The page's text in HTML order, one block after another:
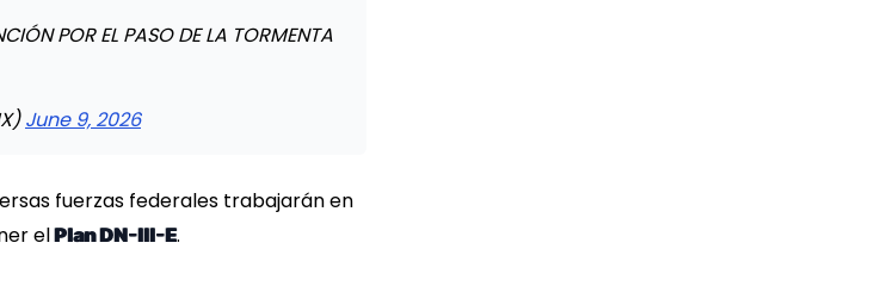
POR EL PASO DE LA TORMENTA
June 9, 2026
fuerzas federales trabajarán en
elPlan DN-III-E.